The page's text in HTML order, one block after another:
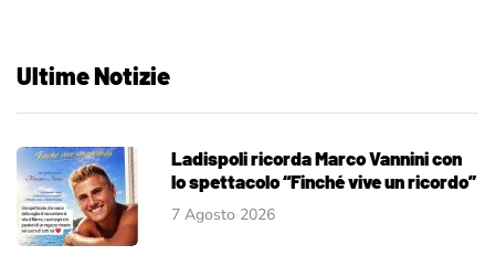
Ultime Notizie
Ladispoli ricorda Marco Vannini con
lo spettacolo “Finché vive un ricordo”
7 Agosto 2026